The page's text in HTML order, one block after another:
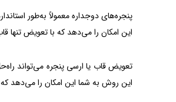
پنجره‌های دوجداره معمولاً به‌طور
این امکان را می‌دهد که با تعویض تنها
تعویض قاب یا ارسی پنجره می‌تواند
این روش به شما این امکان را می‌دهد